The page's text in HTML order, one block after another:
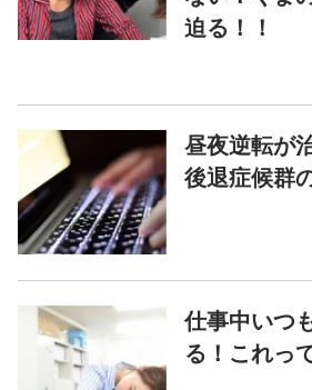
迫る！！
昼夜逆転が
後退症候群
仕事中いつ
る！これっ